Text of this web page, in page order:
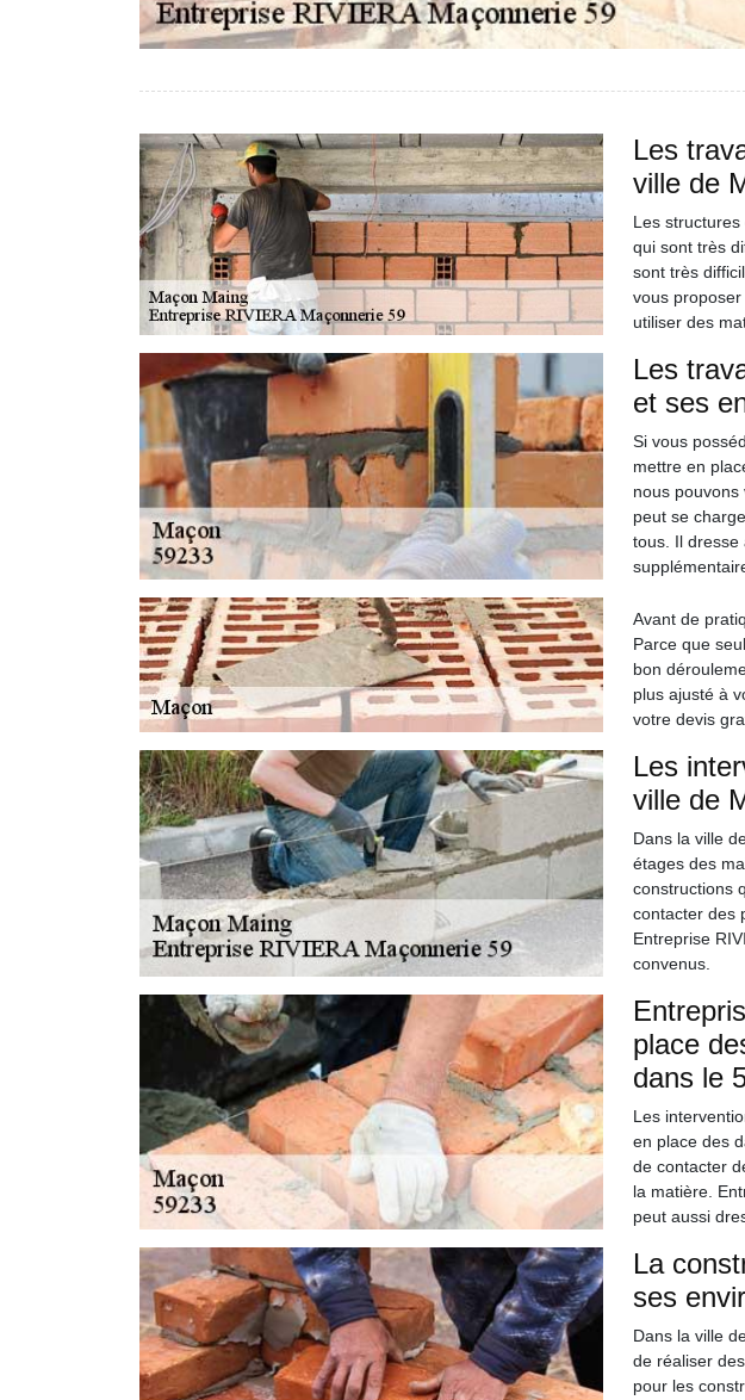
Les
ville de
Les
qui sont très
sont très
vous
utiliser des
Les
et ses
Si vous
mettre en
nous
peut se
tous. Il dresse
Avant de
Parce que
bon
plus ajusté à
votre devis
Les
ville de
Dans la ville
étages des
constructions
contacter des
Entreprise
convenus.
place
dans le
Les
en place des
de contacter
la matière.
peut aussi
La
ses
Dans la ville
de réaliser
pour les